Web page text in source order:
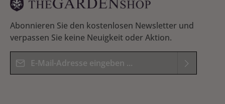
Abonnieren Sie den kostenlosen Newsletter und
verpassen Sie keine Neuigkeit oder Aktion.
E-Mail-Adresse*